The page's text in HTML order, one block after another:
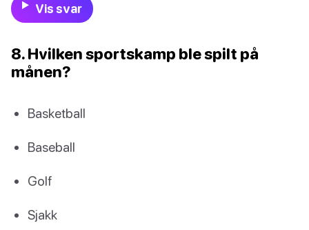
Vis svar
8. Hvilken sportskamp ble spilt på
månen?
Basketball
Baseball
Golf
Sjakk